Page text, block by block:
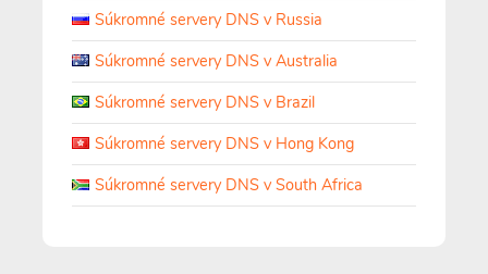
Súkromné servery DNS v Russia
Súkromné servery DNS v Australia
Súkromné servery DNS v Brazil
Súkromné servery DNS v Hong Kong
Súkromné servery DNS v South Africa